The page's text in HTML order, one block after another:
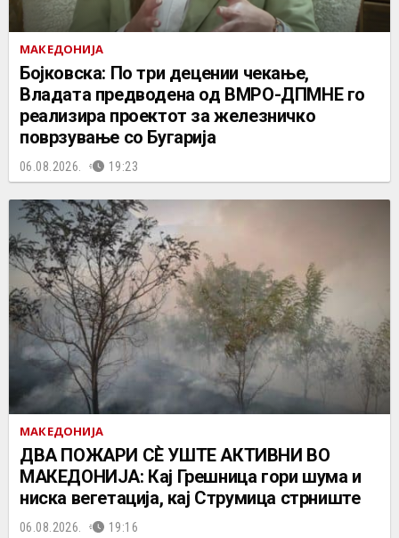
МАКЕДОНИЈА
Бојковска: По три децении чекање,
Владата предводена од ВМРО-ДПМНЕ го
реализира проектот за железничко
поврзување со Бугарија
06.08.2026. 19:23
МАКЕДОНИЈА
ДВА ПОЖАРИ СÈ УШТЕ АКТИВНИ ВО
МАКЕДОНИЈА: Кај Грешница гори шума и
ниска вегетација, кај Струмица стрниште
06.08.2026. 19:16